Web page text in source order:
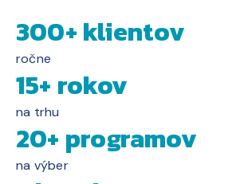
300+ klientov
ročne
15+ rokov
na trhu
20+ programov
na výber